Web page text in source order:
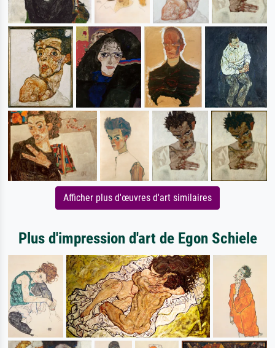
Afficher plus d'œuvres d'art similaires
Plus d'impression d'art de Egon Schiele